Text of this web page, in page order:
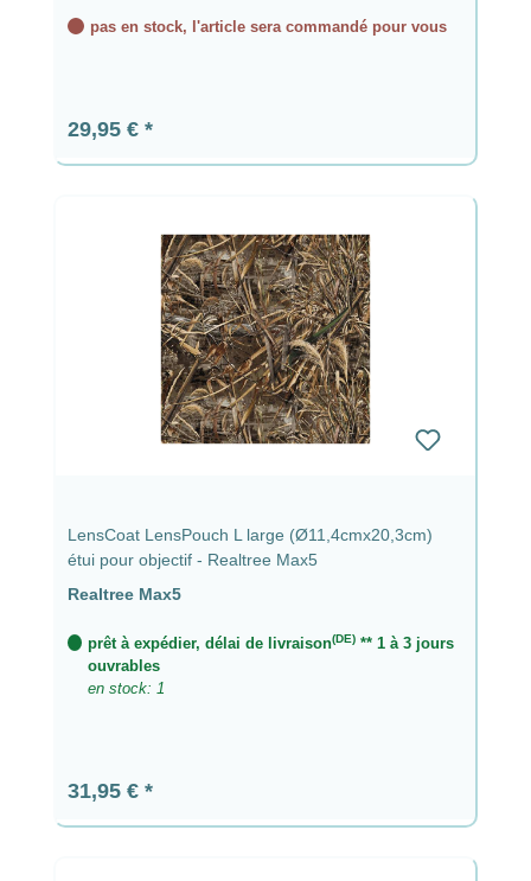
pas en stock, l'article sera commandé pour vous
Prix régulier :
29,95 €
LensCoat LensPouch L large (Ø11,4cmx20,3cm)
étui pour objectif - Realtree Max5
Realtree Max5
prêt à expédier, délai de livraison(DE)** 1 à 3 jours
ouvrables
en stock: 1
Prix régulier :
31,95 €